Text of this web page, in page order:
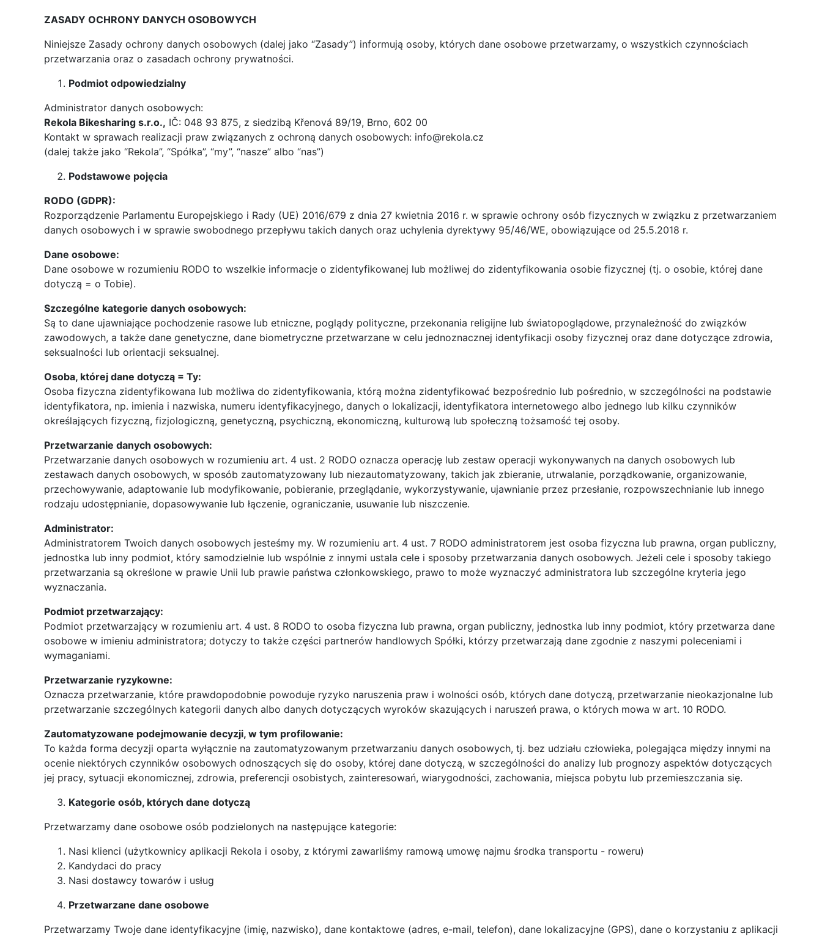
ZASADY OCHRONY DANYCH OSOBOWYCH
Niniejsze Zasady ochrony danych osobowych (dalej jako “Zasady”) informują osoby, których dane osobowe przetwarzamy, o wszystkich czynnościach
przetwarzania oraz o zasadach ochrony prywatności.
Podmiot odpowiedzialny
Administrator danych osobowych:
Rekola Bikesharing s.r.o., IČ: 048 93 875, z siedzibą Křenová 89/19, Brno, 602 00
Kontakt w sprawach realizacji praw związanych z ochroną danych osobowych: info@rekola.cz
(dalej także jako “Rekola”, “Spółka”, “my”, “nasze” albo “nas”)
Podstawowe pojęcia
RODO (GDPR):
Rozporządzenie Parlamentu Europejskiego i Rady (UE) 2016/679 z dnia 27 kwietnia 2016 r. w sprawie ochrony osób fizycznych w związku z przetwarzaniem
danych osobowych i w sprawie swobodnego przepływu takich danych oraz uchylenia dyrektywy 95/46/WE, obowiązujące od 25.5.2018 r.
Dane osobowe:
Dane osobowe w rozumieniu RODO to wszelkie informacje o zidentyfikowanej lub możliwej do zidentyfikowania osobie fizycznej (tj. o osobie, której dane
dotyczą = o Tobie).
Szczególne kategorie danych osobowych:
Są to dane ujawniające pochodzenie rasowe lub etniczne, poglądy polityczne, przekonania religijne lub światopoglądowe, przynależność do związków
zawodowych, a także dane genetyczne, dane biometryczne przetwarzane w celu jednoznacznej identyfikacji osoby fizycznej oraz dane dotyczące zdrowia,
seksualności lub orientacji seksualnej.
Osoba, której dane dotyczą = Ty:
Osoba fizyczna zidentyfikowana lub możliwa do zidentyfikowania, którą można zidentyfikować bezpośrednio lub pośrednio, w szczególności na podstawie
identyfikatora, np. imienia i nazwiska, numeru identyfikacyjnego, danych o lokalizacji, identyfikatora internetowego albo jednego lub kilku czynników
określających fizyczną, fizjologiczną, genetyczną, psychiczną, ekonomiczną, kulturową lub społeczną tożsamość tej osoby.
Przetwarzanie danych osobowych:
Przetwarzanie danych osobowych w rozumieniu art. 4 ust. 2 RODO oznacza operację lub zestaw operacji wykonywanych na danych osobowych lub
zestawach danych osobowych, w sposób zautomatyzowany lub niezautomatyzowany, takich jak zbieranie, utrwalanie, porządkowanie, organizowanie,
przechowywanie, adaptowanie lub modyfikowanie, pobieranie, przeglądanie, wykorzystywanie, ujawnianie przez przesłanie, rozpowszechnianie lub innego
rodzaju udostępnianie, dopasowywanie lub łączenie, ograniczanie, usuwanie lub niszczenie.
Administrator:
Administratorem Twoich danych osobowych jesteśmy my. W rozumieniu art. 4 ust. 7 RODO administratorem jest osoba fizyczna lub prawna, organ publiczny,
jednostka lub inny podmiot, który samodzielnie lub wspólnie z innymi ustala cele i sposoby przetwarzania danych osobowych. Jeżeli cele i sposoby takiego
przetwarzania są określone w prawie Unii lub prawie państwa członkowskiego, prawo to może wyznaczyć administratora lub szczególne kryteria jego
wyznaczania.
Podmiot przetwarzający:
Podmiot przetwarzający w rozumieniu art. 4 ust. 8 RODO to osoba fizyczna lub prawna, organ publiczny, jednostka lub inny podmiot, który przetwarza dane
osobowe w imieniu administratora; dotyczy to także części partnerów handlowych Spółki, którzy przetwarzają dane zgodnie z naszymi poleceniami i
wymaganiami.
Przetwarzanie ryzykowne:
Oznacza przetwarzanie, które prawdopodobnie powoduje ryzyko naruszenia praw i wolności osób, których dane dotyczą, przetwarzanie nieokazjonalne lub
przetwarzanie szczególnych kategorii danych albo danych dotyczących wyroków skazujących i naruszeń prawa, o których mowa w art. 10 RODO.
Zautomatyzowane podejmowanie decyzji, w tym profilowanie:
To każda forma decyzji oparta wyłącznie na zautomatyzowanym przetwarzaniu danych osobowych, tj. bez udziału człowieka, polegająca między innymi na
ocenie niektórych czynników osobowych odnoszących się do osoby, której dane dotyczą, w szczególności do analizy lub prognozy aspektów dotyczących
jej pracy, sytuacji ekonomicznej, zdrowia, preferencji osobistych, zainteresowań, wiarygodności, zachowania, miejsca pobytu lub przemieszczania się.
Kategorie osób, których dane dotyczą
Przetwarzamy dane osobowe osób podzielonych na następujące kategorie:
Nasi klienci (użytkownicy aplikacji Rekola i osoby, z którymi zawarliśmy ramową umowę najmu środka transportu - roweru)
Kandydaci do pracy
Nasi dostawcy towarów i usług
Przetwarzane dane osobowe
Przetwarzamy Twoje dane identyfikacyjne (imię, nazwisko), dane kontaktowe (adres, e-mail, telefon), dane lokalizacyjne (GPS), dane o korzystaniu z aplikacji